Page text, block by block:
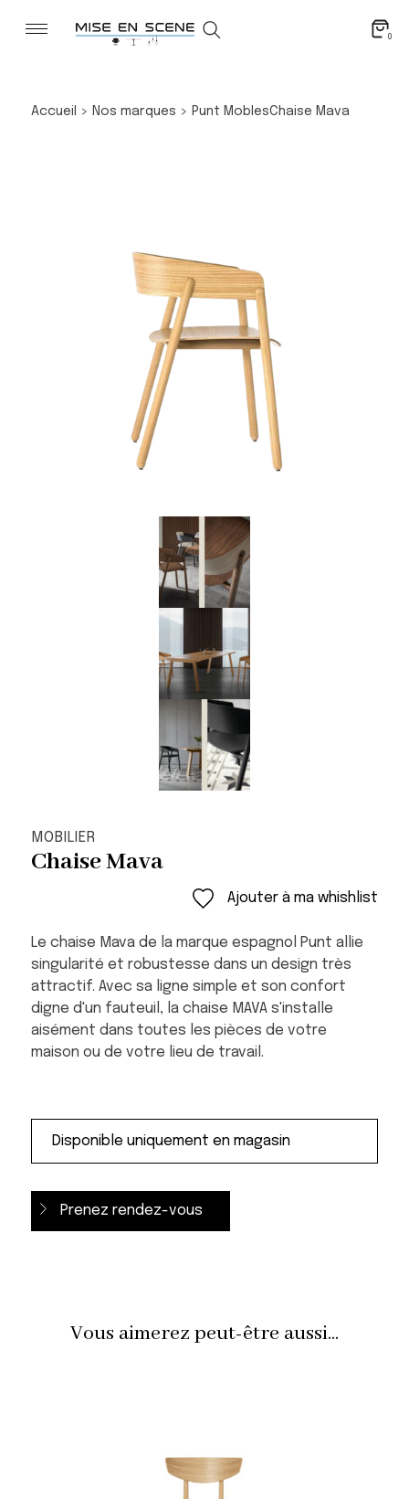
0
Accueil > Nos marques > Punt MoblesChaise Mava
MOBILIER
Chaise Mava
Ajouter à ma whishlist
Le chaise Mava de la marque espagnol Punt allie
singularité et robustesse dans un design très
attractif. Avec sa ligne simple et son confort
digne d'un fauteuil, la chaise MAVA s'installe
aisément dans toutes les pièces de votre
maison ou de votre lieu de travail.
Prenez rendez-vous
Vous aimerez peut-être aussi...